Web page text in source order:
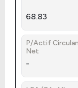
68.83
P/Actif
Net
-